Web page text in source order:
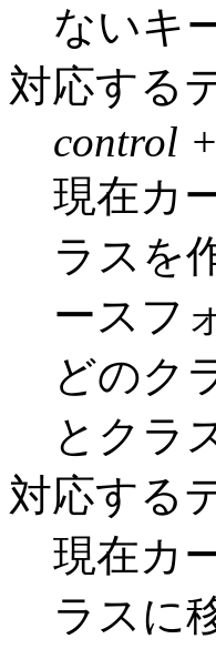
ないキ
対応する
control
現在カ
ラスを
ースフ
どのク
とクラ
対応する
現在カ
ラスに